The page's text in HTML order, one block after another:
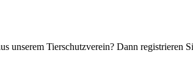
unserem Tierschutzverein? Dann